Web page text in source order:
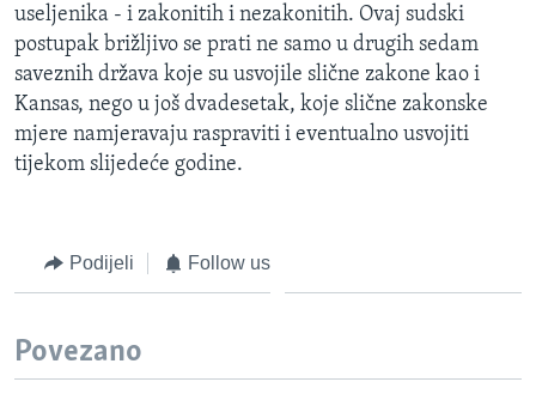
useljenika - i zakonitih i nezakonitih. Ovaj sudski
postupak brižljivo se prati ne samo u drugih sedam
saveznih država koje su usvojile slične zakone kao i
Kansas, nego u još dvadesetak, koje slične zakonske
mjere namjeravaju raspraviti i eventualno usvojiti
tijekom slijedeće godine.
Podijeli Follow us
Povezano